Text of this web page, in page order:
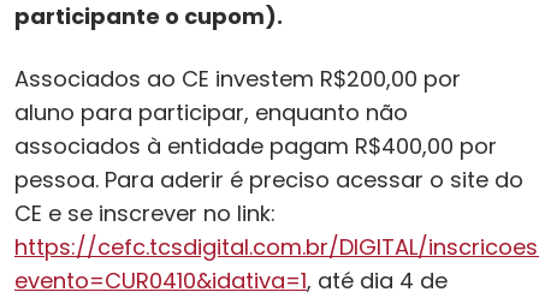
participante o cupom).
Associados ao CE investem R$200,00 por
aluno para participar, enquanto não
associados à entidade pagam R$400,00 por
pessoa. Para aderir é preciso acessar o site do
CE e se inscrever no link:
https://cefc.tcsdigital.com.br/DIGITAL/
evento=CUR0410&idativa=1, até dia 4 de